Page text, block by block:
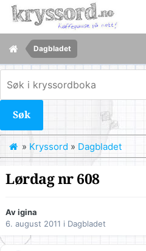
Dagbladet
Søk
» Kryssord » Dagbladet
Lørdag nr 608
Avigina
6. august 2011 i Dagbladet